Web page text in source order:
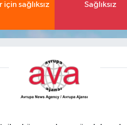
için sağlıksız Sağlıksız